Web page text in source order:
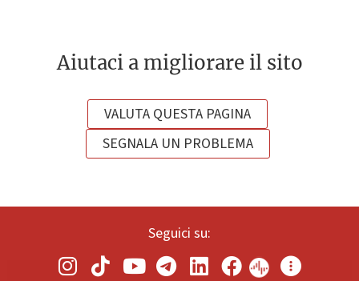
Aiutaci a migliorare il sito
VALUTA QUESTA PAGINA
SEGNALA UN PROBLEMA
Seguici su: